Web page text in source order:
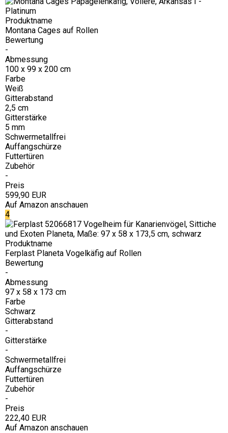
Produktname
Montana Cages auf Rollen
Bewertung
-
Abmessung
100 x 99 x 200 cm
Farbe
Weiß
Gitterabstand
2,5 cm
Gitterstärke
5 mm
Schwermetallfrei
Auffangschürze
Futtertüren
Zubehör
-
Preis
599,90 EUR
Auf Amazon anschauen
4
Produktname
Ferplast Planeta Vogelkäfig auf Rollen
Bewertung
-
Abmessung
97 x 58 x 173 cm
Farbe
Schwarz
Gitterabstand
-
Gitterstärke
-
Schwermetallfrei
Auffangschürze
Futtertüren
Zubehör
-
Preis
222,40 EUR
Auf Amazon anschauen